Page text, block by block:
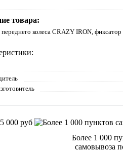
товара:
колеса CRAZY IRON,
Более 1 000
самовывоза